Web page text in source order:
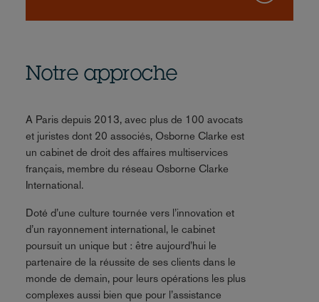
Notre approche
A Paris depuis 2013, avec plus de 100 avocats
et juristes dont 20 associés, Osborne Clarke est
un cabinet de droit des affaires multiservices
français, membre du réseau Osborne Clarke
International.
Doté d’une culture tournée vers l’innovation et
d’un rayonnement international, le cabinet
poursuit un unique but : être aujourd’hui le
partenaire de la réussite de ses clients dans le
monde de demain, pour leurs opérations les plus
complexes aussi bien que pour l’assistance